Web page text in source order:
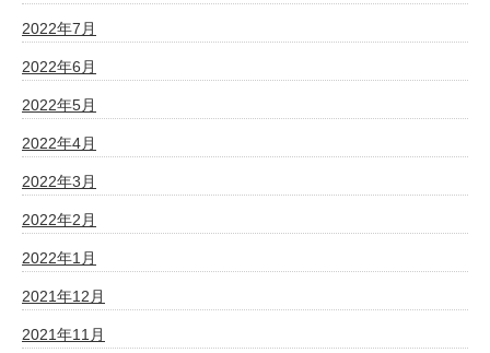
2022年7月
2022年6月
2022年5月
2022年4月
2022年3月
2022年2月
2022年1月
2021年12月
2021年11月